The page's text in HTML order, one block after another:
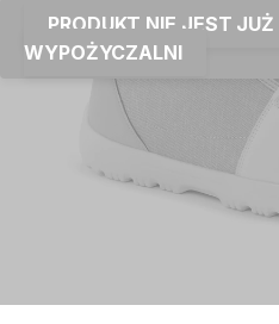
PRODUKT NIE JEST
WYPOŻYCZALNI